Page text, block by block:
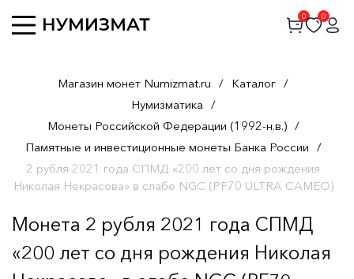
0 0
Магазин монет Numizmat.ru / Каталог /
Нумизматика /
Монеты Российской Федерации (1992-н.в.) /
Памятные и инвестиционные монеты Банка России /
2 рубля 2021 года СПМД «200 лет со дня рождения
Николая Некрасова» в слабе NGC (PF70 ULTRA CAMEO)
Монета 2 рубля 2021 года СПМД
«200 лет со дня рождения Николая